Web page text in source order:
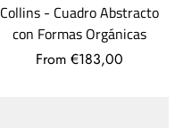
Collins - Cuadro Abstracto
con Formas Orgánicas
From €183,00